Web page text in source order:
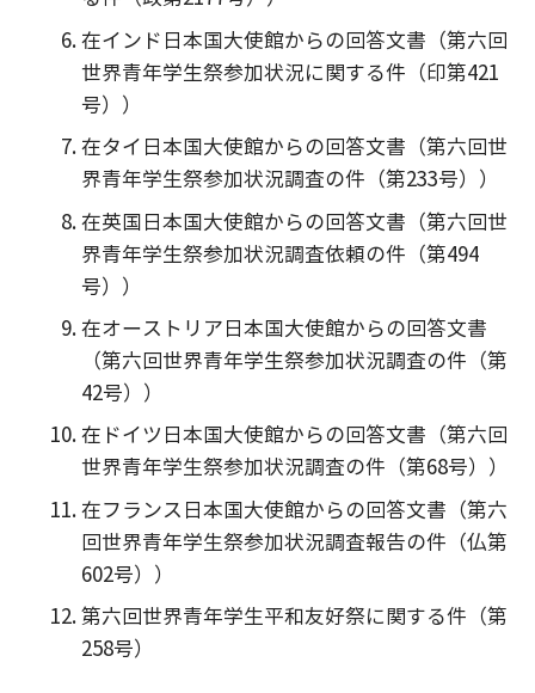
在インド日本国大使館からの回答文書（第六回
世界青年学生祭参加状況に関する件（印第421
号））
在タイ日本国大使館からの回答文書（第六回世
界青年学生祭参加状況調査の件（第233号））
在英国日本国大使館からの回答文書（第六回世
界青年学生祭参加状況調査依頼の件（第494
号））
在オーストリア日本国大使館からの回答文書
（第六回世界青年学生祭参加状況調査の件（第
42号））
在ドイツ日本国大使館からの回答文書（第六回
世界青年学生祭参加状況調査の件（第68号））
在フランス日本国大使館からの回答文書（第六
回世界青年学生祭参加状況調査報告の件（仏第
602号））
第六回世界青年学生平和友好祭に関する件（第
258号）